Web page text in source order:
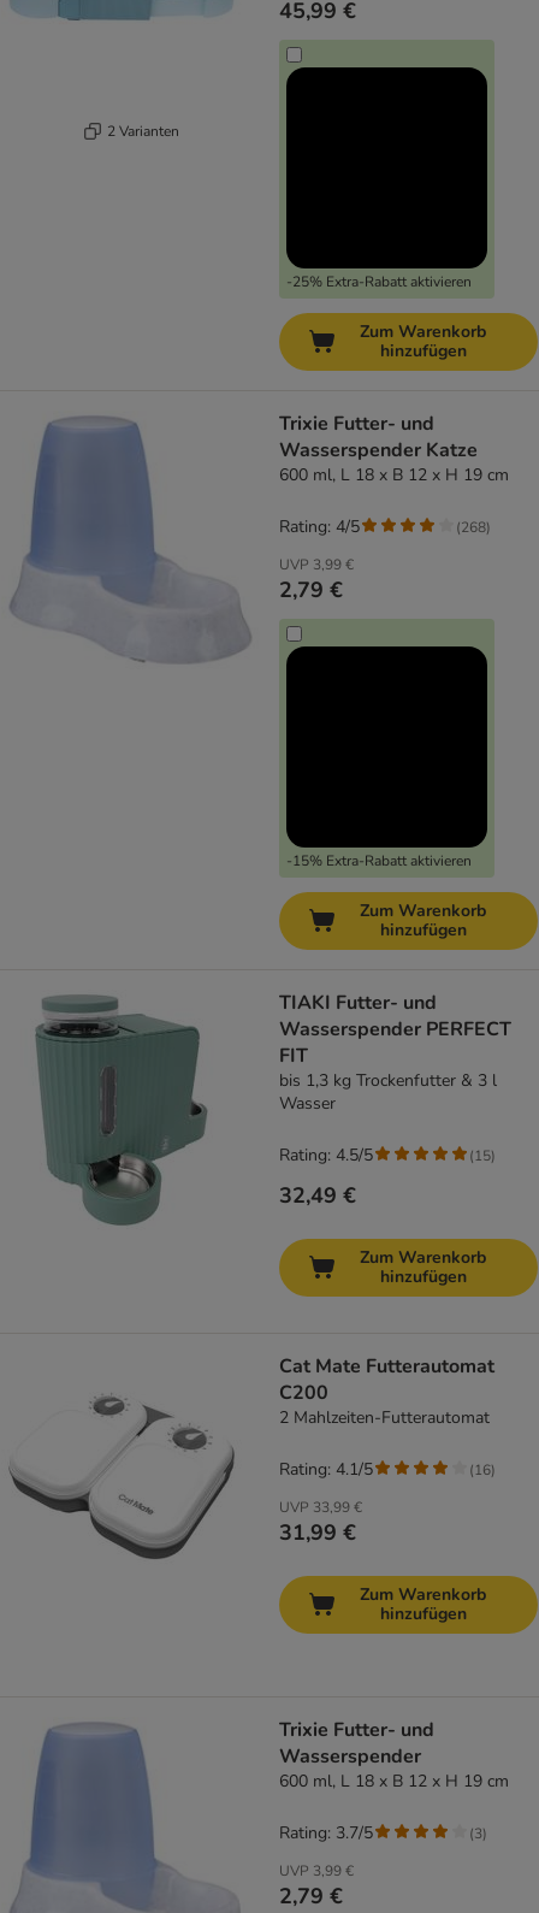
2 Varianten
45,99 €
-25% Extra-Rabatt aktivieren
Zum Warenkorb
hinzufügen
Trixie Futter- und
Wasserspender Katze
600 ml, L 18 x B 12 x H 19 cm
UVP 3,99 €
2,79 €
-15% Extra-Rabatt aktivieren
Rating: 4/5 (268)
Zum Warenkorb
hinzufügen
TIAKI Futter- und
Wasserspender PERFECT
FIT
bis 1,3 kg Trockenfutter & 3 l
Wasser
32,49 €
Rating: 4.5/5 (15)
Zum Warenkorb
hinzufügen
Cat Mate Futterautomat
C200
2 Mahlzeiten-Futterautomat
UVP 33,99 €
31,99 €
Rating: 4.1/5 (16)
Zum Warenkorb
hinzufügen
Trixie Futter- und
Wasserspender
600 ml, L 18 x B 12 x H 19 cm
UVP 3,99 €
2,79 €
Rating: 3.7/5 (3)